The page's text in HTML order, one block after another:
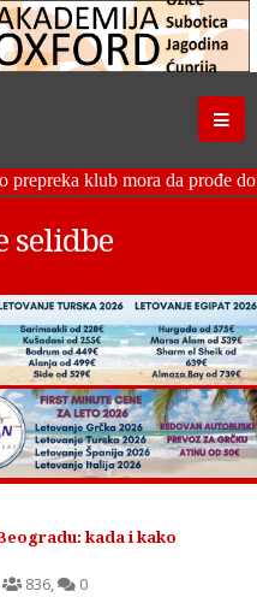
selidbe
kada i kako
836, 0